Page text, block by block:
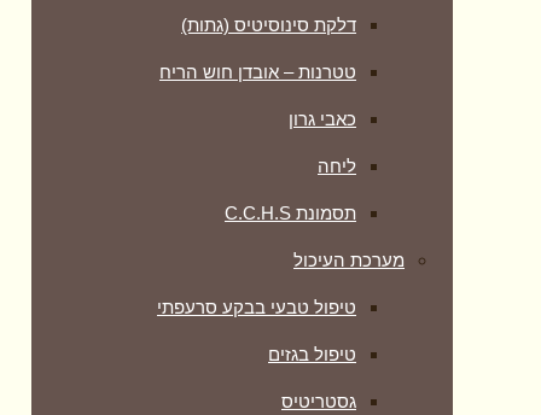
דלקת סינוסיטיס (גתות)
טטרנות – אובדן חוש הריח
כאבי גרון
ליחה
תסמונת C.C.H.S
מערכת העיכול
טיפול טבעי בבקע סרעפתי
טיפול בגזים
גסטריטיס